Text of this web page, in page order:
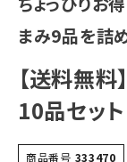
まみ9品を詰
【送料無
10品セット
商品番号 333470